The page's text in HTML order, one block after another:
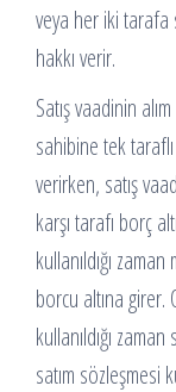
veya her iki tarafa
hakkı verir.
Satış vaadinin
sahibine tek
verirken, satış
karşı tarafı borç
kullanıldığı
borcu altına girer.
kullanıldığı
satım sözleşmesi